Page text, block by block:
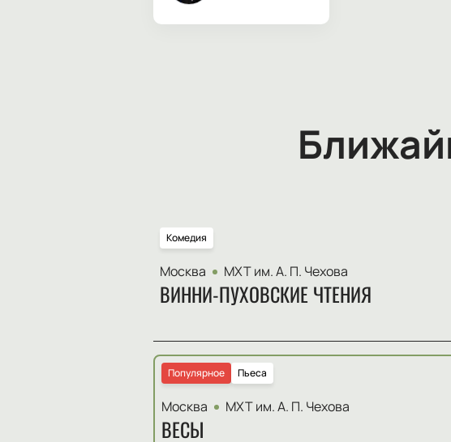
Комедия
Москва МХТ им. А. П. Чехова
ВИННИ-ПУХОВСКИЕ ЧТЕНИЯ
Пьеса
Популярное
Москва МХТ им. А. П. Чехова
ВЕСЫ